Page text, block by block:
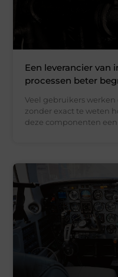
Een leverancier
processen beter
Veel gebruikers
zonder exact te weten
deze componenten